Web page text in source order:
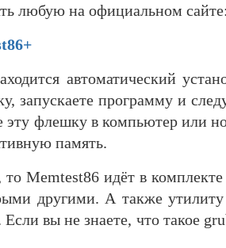
любую на официальном
автоматический
запускаете программу и
эту флешку в компьютер или
память.
Memtest86 идёт в
другими. А также
вы не знаете, что такое